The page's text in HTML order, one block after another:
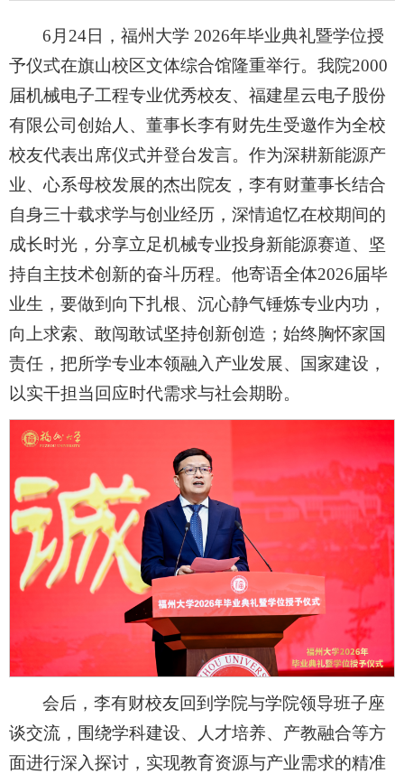
6月24日，福州大学 2026年毕业典礼暨学位授
予仪式在旗山校区文体综合馆隆重举行。我院2000
届机械电子工程专业优秀校友、福建星云电子股份
有限公司创始人、董事长李有财先生受邀作为全校
校友代表出席仪式并登台发言。作为深耕新能源产
业、心系母校发展的杰出院友，李有财董事长结合
自身三十载求学与创业经历，深情追忆在校期间的
成长时光，分享立足机械专业投身新能源赛道、坚
持自主技术创新的奋斗历程。他寄语全体2026届毕
业生，要做到向下扎根、沉心静气锤炼专业内功，
向上求索、敢闯敢试坚持创新创造；始终胸怀家国
责任，把所学专业本领融入产业发展、国家建设，
以实干担当回应时代需求与社会期盼。
会后，李有财校友回到学院与学院领导班子座
谈交流，围绕学科建设、人才培养、产教融合等方
面进行深入探讨，实现教育资源与产业需求的精准